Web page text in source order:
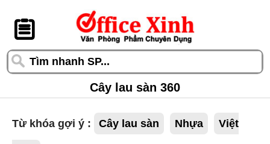
󰆎
Cây lau sàn 360
Từ khóa gợi ý : Cây lau sàn Nhựa Việt